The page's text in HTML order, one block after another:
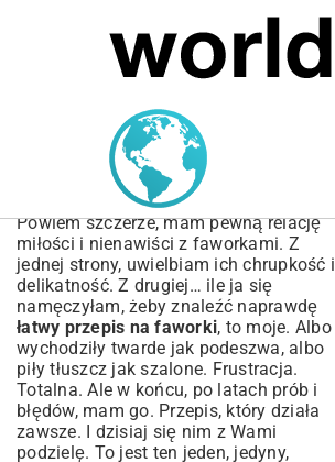
MARIUSZ ŁAMAGA 04.10.2025
Łatwy Przepis na Faworki
Chrupiące i Kruche –
Sprawdzony!
Powiem szczerze, mam pewną relację
miłości i nienawiści z faworkami. Z
jednej strony, uwielbiam ich chrupkość i
delikatność. Z drugiej… ile ja się
namęczyłam, żeby znaleźć naprawdę
łatwy przepis na faworki, to moje. Albo
wychodziły twarde jak podeszwa, albo
piły tłuszcz jak szalone. Frustracja.
Totalna. Ale w końcu, po latach prób i
błędów, mam go. Przepis, który działa
zawsze. I dzisiaj się nim z Wami
podzielę. To jest ten jeden, jedyny,